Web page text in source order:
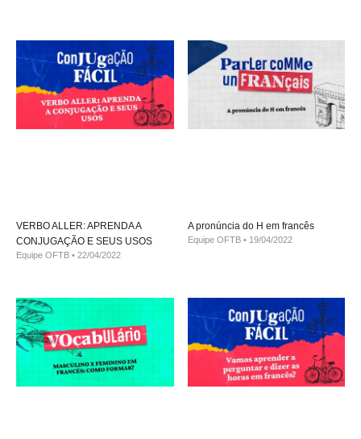
VERBO ALLER: APRENDA A
CONJUGAÇÃO E SEUS USOS
Equipe OFTB 22/04/2022
A pronúncia do H em francês
Equipe OFTB 19/04/2022